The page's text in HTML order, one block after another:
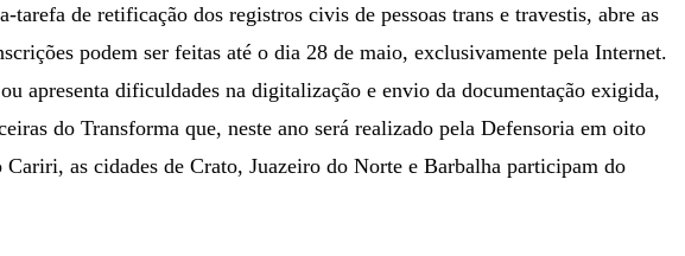
de retificação dos registros civis de pessoas trans e travestis, abre as
podem ser feitas até o dia 28 de maio, exclusivamente pela Internet.
apresenta dificuldades na digitalização e envio da documentação exigida,
do Transforma que, neste ano será realizado pela Defensoria em oito
as cidades de Crato, Juazeiro do Norte e Barbalha participam do